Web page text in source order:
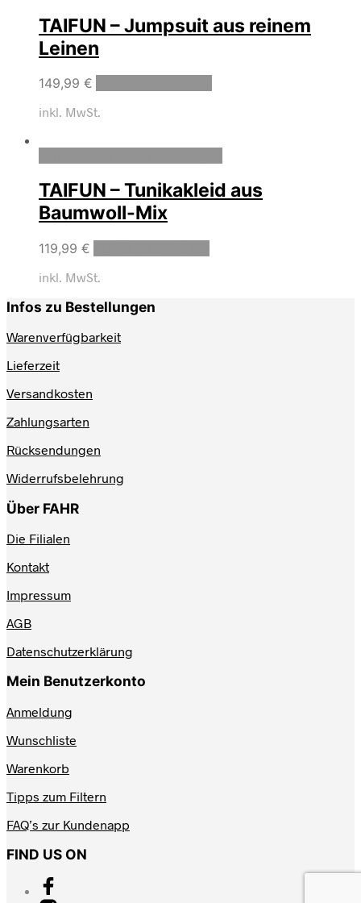
TAIFUN – Jumpsuit aus reinem
Leinen
149,99 €
inkl. MwSt.
TAIFUN – Tunikakleid aus
Baumwoll-Mix
119,99 €
inkl. MwSt.
Infos zu Bestellungen
Warenverfügbarkeit
Lieferzeit
Versandkosten
Zahlungsarten
Rücksendungen
Widerrufsbelehrung
Über FAHR
Die Filialen
Kontakt
Impressum
AGB
Datenschutzerklärung
Mein Benutzerkonto
Anmeldung
Wunschliste
Warenkorb
Tipps zum Filtern
FAQ’s zur Kundenapp
FIND US ON